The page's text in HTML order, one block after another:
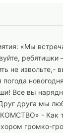
«Мы
ребятишки
не извольте,-
Все вы
друга мы
- Как
громко-